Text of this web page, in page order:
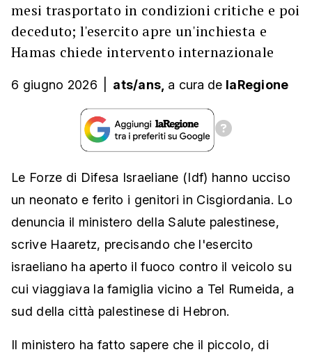
mesi trasportato in condizioni critiche e poi
deceduto; l'esercito apre un'inchiesta e
Hamas chiede intervento internazionale
6 giugno 2026 ats/ans, a cura de laRegione
Le Forze di Difesa Israeliane (Idf) hanno ucciso
un neonato e ferito i genitori in Cisgiordania. Lo
denuncia il ministero della Salute palestinese,
scrive Haaretz, precisando che l'esercito
israeliano ha aperto il fuoco contro il veicolo su
cui viaggiava la famiglia vicino a Tel Rumeida, a
sud della città palestinese di Hebron.
Il ministero ha fatto sapere che il piccolo, di